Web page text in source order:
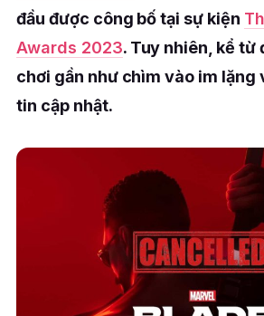
đầu được công bố tại sự kiện
Awards 2023. Tuy nhiên, kể từ
chơi gần như chìm vào im lặng
tin cập nhật.